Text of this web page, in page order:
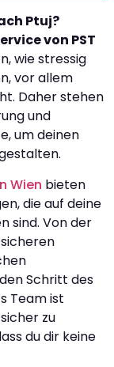
Ptuj?
von PST
wie stressig
vor allem
Daher stehen
und
um deinen
Wien bieten
die auf deine
sind. Von der
Schritt des
Team ist
zu
du dir keine